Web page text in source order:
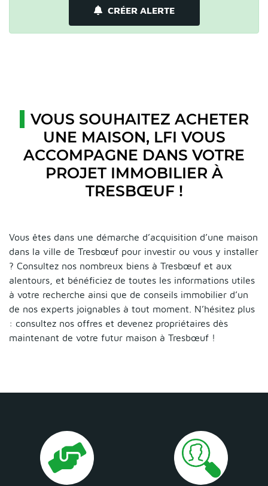
CRÉER ALERTE
VOUS SOUHAITEZ ACHETER
UNE MAISON, LFI VOUS
ACCOMPAGNE DANS VOTRE
PROJET IMMOBILIER À
TRESBŒUF !
Vous êtes dans une démarche d’acquisition d’une maison
dans la ville de Tresbœuf pour investir ou vous y installer
? Consultez nos nombreux biens à Tresbœuf et aux
alentours, et bénéficiez de toutes les informations utiles
à votre recherche ainsi que de conseils immobilier d’un
de nos experts joignables à tout moment. N’hésitez plus
: consultez nos offres et devenez propriétaires dès
maintenant de votre futur maison à Tresbœuf !